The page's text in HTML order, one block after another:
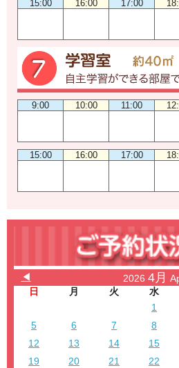
15:00 16:00 17:00
9:00 10:00 11:00
15:00 16:00 17:00
◀ 2026 4月
日
月 火 水
1
5
6 7 8
12
13 14 15
19
20 21 22